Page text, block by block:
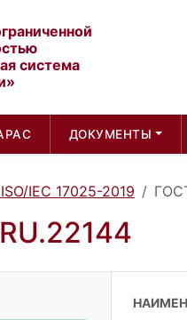
система
ДОКУМЕНТЫ
IEC 17025-2019